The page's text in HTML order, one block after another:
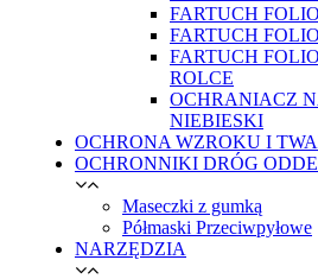
FARTUCH
FARTUCH
FARTUCH
ROLCE
OCHRANIACZ
NIEBIESKI
OCHRONA WZROKU I
OCHRONNIKI DRÓG
Maseczki z gumką
Półmaski Przeciwpyłowe
NARZĘDZIA